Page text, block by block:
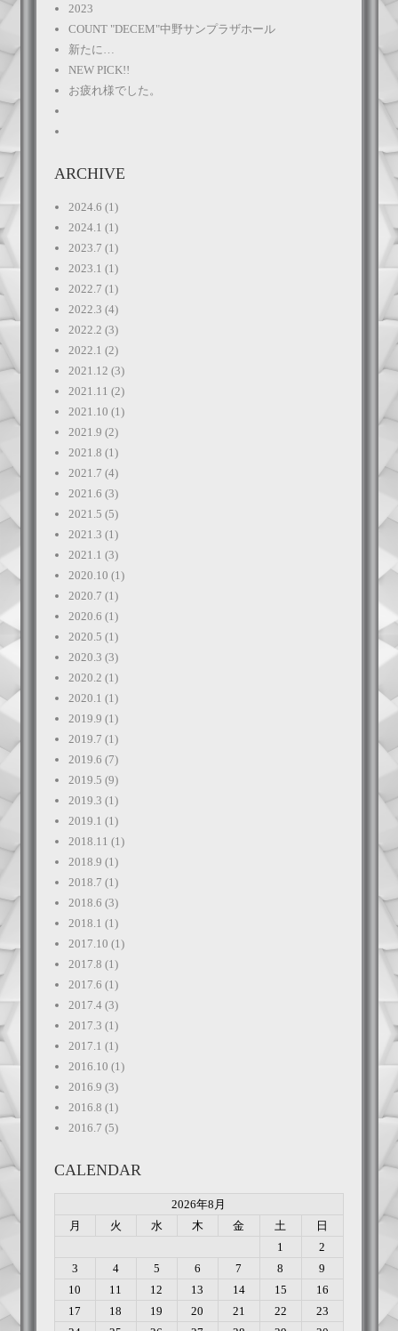
2023
COUNT "DECEM"中野サンプラザホール
新たに…
NEW PICK!!
お疲れ様でした。
ARCHIVE
2024.6 (1)
2024.1 (1)
2023.7 (1)
2023.1 (1)
2022.7 (1)
2022.3 (4)
2022.2 (3)
2022.1 (2)
2021.12 (3)
2021.11 (2)
2021.10 (1)
2021.9 (2)
2021.8 (1)
2021.7 (4)
2021.6 (3)
2021.5 (5)
2021.3 (1)
2021.1 (3)
2020.10 (1)
2020.7 (1)
2020.6 (1)
2020.5 (1)
2020.3 (3)
2020.2 (1)
2020.1 (1)
2019.9 (1)
2019.7 (1)
2019.6 (7)
2019.5 (9)
2019.3 (1)
2019.1 (1)
2018.11 (1)
2018.9 (1)
2018.7 (1)
2018.6 (3)
2018.1 (1)
2017.10 (1)
2017.8 (1)
2017.6 (1)
2017.4(3)
2017.3 (1)
2017.1 (1)
2016.10 (1)
2016.9 (3)
2016.8 (1)
2016.7 (5)
CALENDAR
2026年8月
月
火 水 木 金 土
日
1
2
3
4 5 6 7 8
9
10
11 12 13 14 15
16
17
18 19 20 21 22
23